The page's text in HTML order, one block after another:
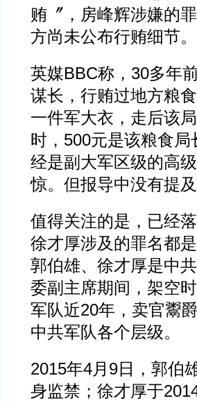
贿〞，房峰辉涉嫌的
方尚未公布行贿细节。
英媒BBC称，30多年
谋长，行贿过地方粮
一件军大衣，走后该
时，500元是该粮食
经是副大军区级的高
惊。但报导中没有提
值得关注的是，已经
徐才厚涉及的罪名都是
郭伯雄、徐才厚是中
委副主席期间，架空
军队近20年，卖官鬻
中共军队各个层级。
2015年4月9日，郭伯
身监禁；徐才厚于